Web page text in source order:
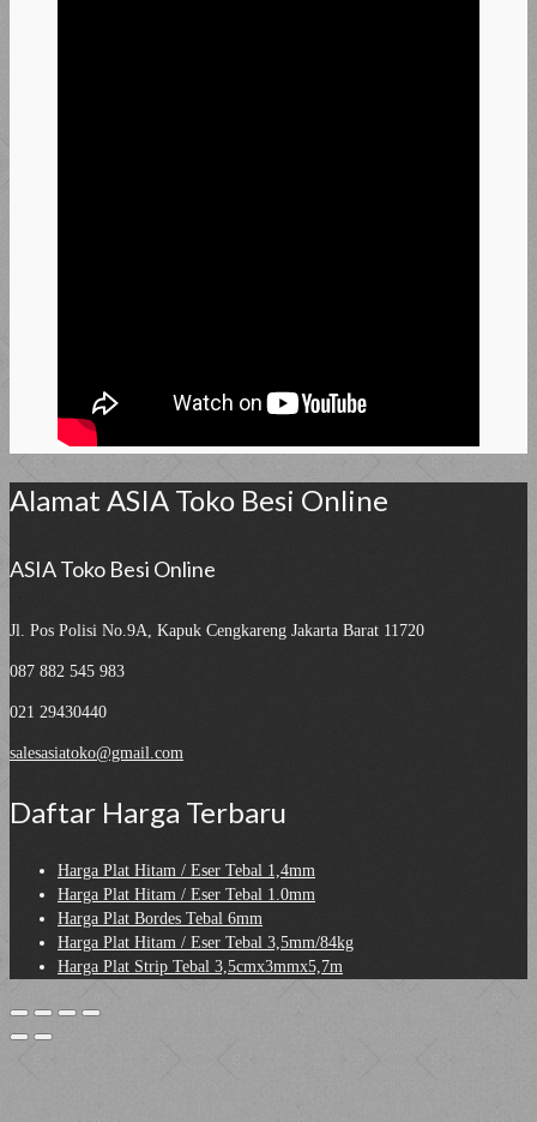
Alamat ASIA Toko Besi Online
ASIA Toko Besi Online
Jl. Pos Polisi No.9A, Kapuk Cengkareng Jakarta Barat 11720
087 882 545 983
021 29430440
salesasiatoko@gmail.com
Daftar Harga Terbaru
Harga Plat Hitam / Eser Tebal 1,4mm
Harga Plat Hitam / Eser Tebal 1.0mm
Harga Plat Bordes Tebal 6mm
Harga Plat Hitam / Eser Tebal 3,5mm/84kg
Harga Plat Strip Tebal 3,5cmx3mmx5,7m